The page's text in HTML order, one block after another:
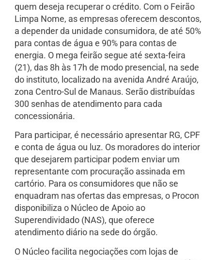
quem deseja recuperar o crédito. Com o Feirão
Limpa Nome, as empresas oferecem descontos,
a depender da unidade consumidora, de até 50%
para contas de água e 90% para contas de
energia. O mega feirão segue até sexta-feira
(21), das 8h às 17h de modo presencial, na sede
do instituto, localizado na avenida André Araújo,
zona Centro-Sul de Manaus. Serão distribuídas
300 senhas de atendimento para cada
concessionária.
Para participar, é necessário apresentar RG, CPF
e conta de água ou luz. Os moradores do interior
que desejarem participar podem enviar um
representante com procuração assinada em
cartório. Para os consumidores que não se
enquadram nas ofertas das empresas, o Procon
disponibiliza o Núcleo de Apoio ao
Superendividado (NAS), que oferece
atendimento diário na sede do órgão.
O Núcleo facilita negociações com lojas de